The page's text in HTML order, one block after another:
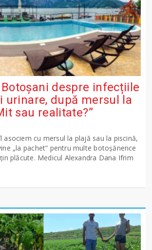
despre infecțiile
urinare, după mersul la
sau realitate?”
asociem cu mersul la plajă sau la piscină,
„la pachet” pentru multe botoșănence
plăcute. Medicul Alexandra Dana Ifrim